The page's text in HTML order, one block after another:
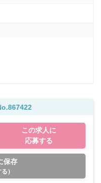
この求人に
応募する
保存
）